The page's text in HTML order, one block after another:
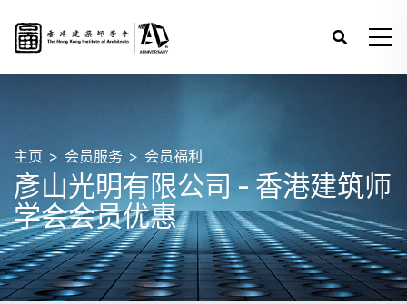
主页 会员服务 会员福利
彥山光明有限公司 - 香港建筑师
学会会员优惠